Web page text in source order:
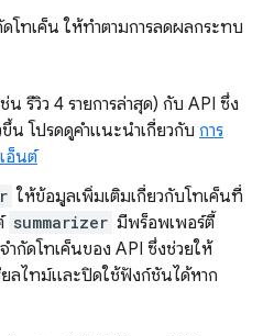
โทเค็น ให้ทำตามการลดผลกระทบ
น รีวิว 4 รายการล่าสุด) กับ API ซึ่ง
น โปรดดูคำแนะนำเกี่ยวกับ การ
อ็นต์
ให้ข้อมูลเพิ่มเติมเกี่ยวกับโทเค็นที่
summarizer มีพร็อพเพอร์ตี้
ำกัดโทเค็นของ API ซึ่งช่วยให้
ลไทม์และปิดใช้ฟังก์ชันได้หาก